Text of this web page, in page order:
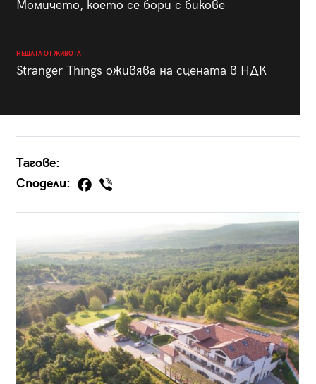
Момичето, което се бори с бикове
НЕЩАТА ОТ ЖИВОТА
Stranger Things оживява на сцената в НДК
Тагове:
Сподели: